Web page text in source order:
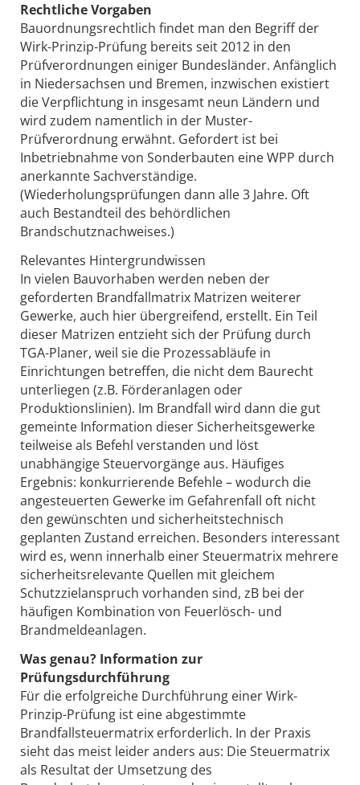
Rechtliche Vorgaben
Bauordnungsrechtlich findet man den Begriff der
Wirk-Prinzip-Prüfung bereits seit 2012 in den
Prüfverordnungen einiger Bundesländer. Anfänglich
in Niedersachsen und Bremen, inzwischen existiert
die Verpflichtung in insgesamt neun Ländern und
wird zudem namentlich in der Muster-
Prüfverordnung erwähnt. Gefordert ist bei
Inbetriebnahme von Sonderbauten eine WPP durch
anerkannte Sachverständige.
(Wiederholungsprüfungen dann alle 3 Jahre. Oft
auch Bestandteil des behördlichen
Brandschutznachweises.)
Relevantes Hintergrundwissen
In vielen Bauvorhaben werden neben der
geforderten Brandfallmatrix Matrizen weiterer
Gewerke, auch hier übergreifend, erstellt. Ein Teil
dieser Matrizen entzieht sich der Prüfung durch
TGA-Planer, weil sie die Prozessabläufe in
Einrichtungen betreffen, die nicht dem Baurecht
unterliegen (z.B. Förderanlagen oder
Produktionslinien). Im Brandfall wird dann die gut
gemeinte Information dieser Sicherheitsgewerke
teilweise als Befehl verstanden und löst
unabhängige Steuervorgänge aus. Häufiges
Ergebnis: konkurrierende Befehle – wodurch die
angesteuerten Gewerke im Gefahrenfall oft nicht
den gewünschten und sicherheitstechnisch
geplanten Zustand erreichen. Besonders interessant
wird es, wenn innerhalb einer Steuermatrix mehrere
sicherheitsrelevante Quellen mit gleichem
Schutzzielanspruch vorhanden sind, zB bei der
häufigen Kombination von Feuerlösch- und
Brandmeldeanlagen.
Was genau? Information zur
Prüfungsdurchführung
Für die erfolgreiche Durchführung einer Wirk-
Prinzip-Prüfung ist eine abgestimmte
Brandfallsteuermatrix erforderlich. In der Praxis
sieht das meist leider anders aus: Die Steuermatrix
als Resultat der Umsetzung des